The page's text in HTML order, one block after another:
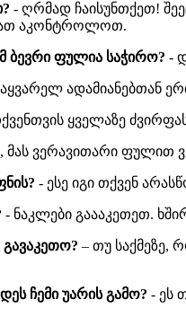
- ღრმად ჩაისუნთქეთ!
აკონტროლოთ.
ბევრი ფულია საჭირო? -
ადამიანებთან
ყველაზე
ვერავითარი ფულით
- ესე იგი თქვენ
- ნაკლები გაააკეთეთ.
– თუ საქმეზე,
ჩემი უარის გამო? - ეს